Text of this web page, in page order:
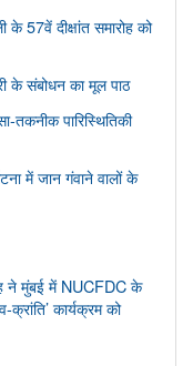
के 57वें दीक्षांत समारोह को
के संबोधन का मूल पाठ
तकनीक पारिस्थितिकी
में जान गंवाने वालों के
ने मुंबई में NUCFDC के
कार्यक्रम को